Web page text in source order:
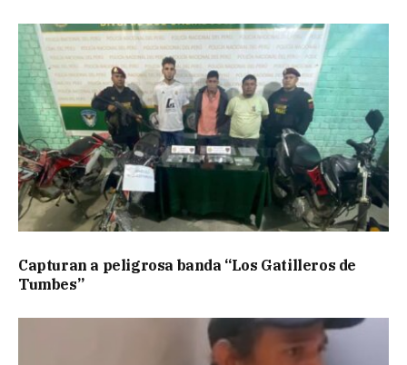
Capturan a peligrosa banda “Los Gatilleros de
Tumbes”